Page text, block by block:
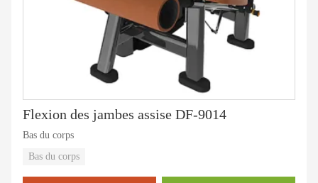
Flexion des jambes assise DF-9014
Bas du corps
Bas du corps